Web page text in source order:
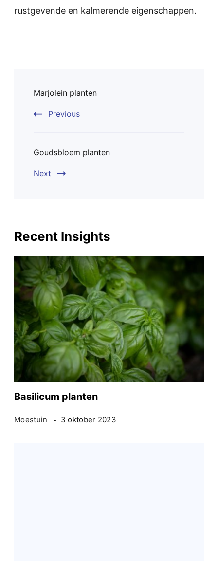
rustgevende en kalmerende eigenschappen.
Navigation
Marjolein planten
Previous
Goudsbloem planten
Next
Recent Insights
Basilicum planten
Moestuin 3 oktober 2023